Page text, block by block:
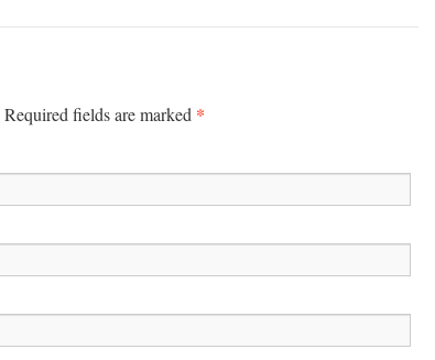
Required fields are marked *